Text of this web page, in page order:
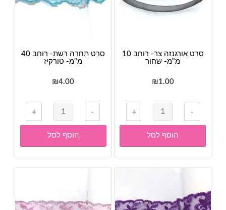
סרט אורגנזה צר- רוחב 10
מ"מ- שחור
₪1.00
-
כמות
של
סרט
אורגנזה
צר-
רוחב
שחור
+
הוסף לסל
סרט תחרה רשת- רוחב 40
מ"מ- טורקיז
₪4.00
-
כמות
של
סרט
תחרה
רשת-
רוחב
טורקיז
+
הוסף לסל